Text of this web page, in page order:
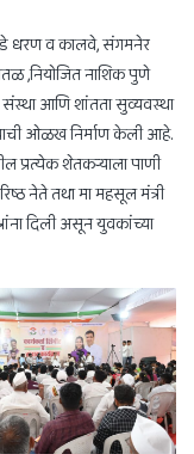
धरण व कालवे, संगमनेर
,नियोजित नाशिक पुणे
संस्था आणि शांतता सुव्यवस्था
ओळख निर्माण केली आहे.
प्रत्येक शेतकऱ्याला पाणी
नेते तथा मा महसूल मंत्री
दिली असून युवकांच्या